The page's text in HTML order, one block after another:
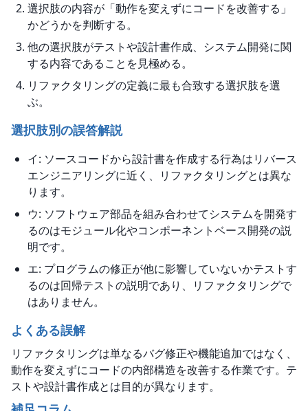
選択肢の内容が「動作を変えずにコードを改善する」
かどうかを判断する。
他の選択肢がテストや設計書作成、システム開発に関
する内容であることを見極める。
リファクタリングの定義に最も合致する選択肢を選
ぶ。
選択肢別の誤答解説
イ: ソースコードから設計書を作成する行為はリバース
エンジニアリングに近く、リファクタリングとは異な
ります。
ウ: ソフトウェア部品を組み合わせてシステムを開発す
るのはモジュール化やコンポーネントベース開発の説
明です。
エ: プログラムの修正が他に影響していないかテストす
るのは回帰テストの説明であり、リファクタリングで
はありません。
よくある誤解
リファクタリングは単なるバグ修正や機能追加ではなく、
動作を変えずにコードの内部構造を改善する作業です。テ
ストや設計書作成とは目的が異なります。